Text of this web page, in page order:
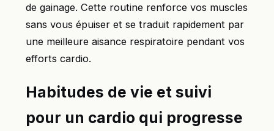
de gainage. Cette routine renforce vos muscles
sans vous épuiser et se traduit rapidement par
une meilleure aisance respiratoire pendant vos
efforts cardio.
Habitudes de vie et suivi
pour un cardio qui progresse